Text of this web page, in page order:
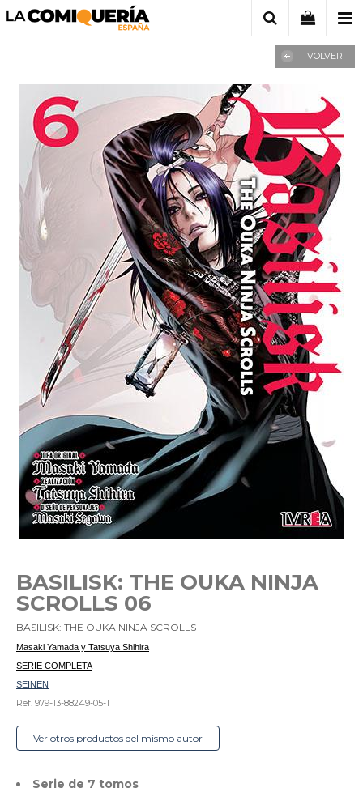
VOLVER
BASILISK: THE OUKA NINJA
SCROLLS 06
BASILISK: THE OUKA NINJA SCROLLS
Masaki Yamada y Tatsuya Shihira
SERIE COMPLETA
SEINEN
Ref. 979-13-88249-05-1
Ver otros productos del mismo autor
Serie de 7 tomos